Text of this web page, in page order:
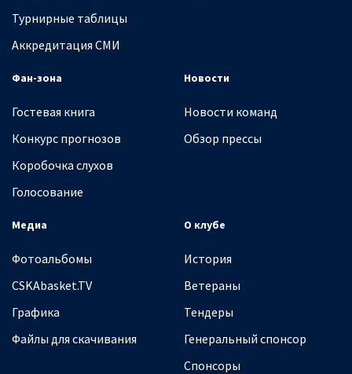
Турнирные таблицы
Аккредитация СМИ
Фан-зона
Гостевая книга
Конкурс прогнозов
Коробочка слухов
Голосование
Новости
Новости команд
Обзор прессы
Медиа
Фотоальбомы
CSKAbasket.TV
Графика
Файлы для скачивания
О клубе
История
Ветераны
Тендеры
Генеральный спонсор
Спонсоры